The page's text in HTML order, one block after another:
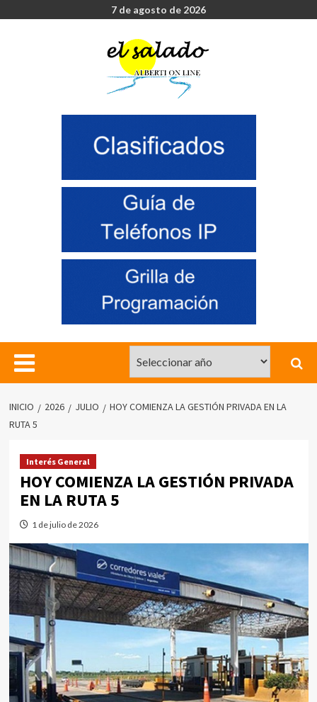
7 de agosto de 2026
INICIO 2026 JULIO
HOY COMIENZA LA GESTIÓN PRIVADA EN LA
RUTA 5
Interés General
HOY COMIENZA LA GESTIÓN PRIVADA
EN LA RUTA 5
1 de julio de 2026